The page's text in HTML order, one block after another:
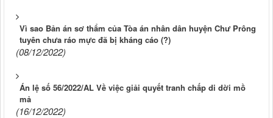
Vì sao Bản án sơ thẩm của Tòa án nhân dân huyện Chư Prông
tuyên chưa ráo mực đã bị kháng cáo (?)
(08/12/2022)
Án lệ số 56/2022/AL Về việc giải quyết tranh chấp di dời mồ
mả
(16/12/2022)